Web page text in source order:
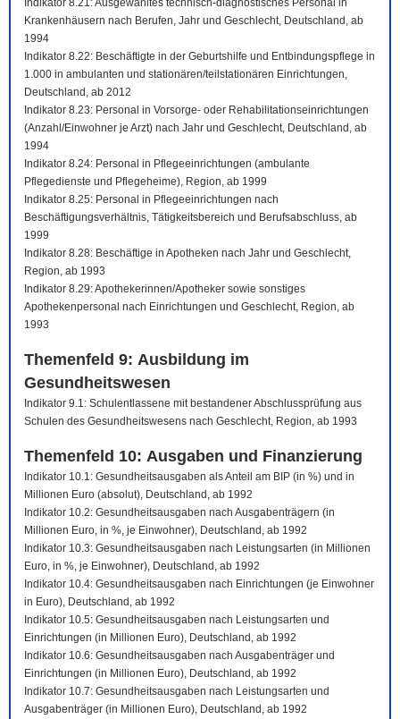
Indikator 8.21: Ausgewähltes technisch-diagnostisches Personal in
Krankenhäusern nach Berufen, Jahr und Geschlecht, Deutschland, ab
1994
Indikator 8.22: Beschäftigte in der Geburtshilfe und Entbindungspflege in
1.000 in ambulanten und stationären/teilstationären Einrichtungen,
Deutschland, ab 2012
Indikator 8.23: Personal in Vorsorge- oder Rehabilitationseinrichtungen
(Anzahl/Einwohner je Arzt) nach Jahr und Geschlecht, Deutschland, ab
1994
Indikator 8.24: Personal in Pflegeeinrichtungen (ambulante
Pflegedienste und Pflegeheime), Region, ab 1999
Indikator 8.25: Personal in Pflegeeinrichtungen nach
Beschäftigungsverhältnis, Tätigkeitsbereich und Berufsabschluss, ab
1999
Indikator 8.28: Beschäftige in Apotheken nach Jahr und Geschlecht,
Region, ab 1993
Indikator 8.29: Apothekerinnen/Apotheker sowie sonstiges
Apothekenpersonal nach Einrichtungen und Geschlecht, Region, ab
1993
Themenfeld 9: Ausbildung im
Gesundheitswesen
Indikator 9.1: Schulentlassene mit bestandener Abschlussprüfung aus
Schulen des Gesundheitswesens nach Geschlecht, Region, ab 1993
Themenfeld 10: Ausgaben und Finanzierung
Indikator 10.1: Gesundheitsausgaben als Anteil am BIP (in %) und in
Millionen Euro (absolut), Deutschland, ab 1992
Indikator 10.2: Gesundheitsausgaben nach Ausgabenträgern (in
Millionen Euro, in %, je Einwohner), Deutschland, ab 1992
Indikator 10.3: Gesundheitsausgaben nach Leistungsarten (in Millionen
Euro, in %, je Einwohner), Deutschland, ab 1992
Indikator 10.4: Gesundheitsausgaben nach Einrichtungen (je Einwohner
in Euro), Deutschland, ab 1992
Indikator 10.5: Gesundheitsausgaben nach Leistungsarten und
Einrichtungen (in Millionen Euro), Deutschland, ab 1992
Indikator 10.6: Gesundheitsausgaben nach Ausgabenträger und
Einrichtungen (in Millionen Euro), Deutschland, ab 1992
Indikator 10.7: Gesundheitsausgaben nach Leistungsarten und
Ausgabenträger (in Millionen Euro), Deutschland, ab 1992